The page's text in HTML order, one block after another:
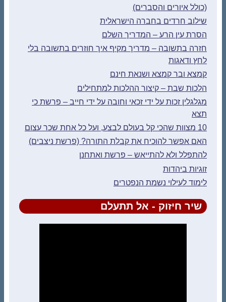
(כולל איורים והסברים)
שילוב חרדים בחברה הישראלית
הסרת עין הרע – המדריך השלם
חזרה בתשובה – מדריך מקיף איך חוזרים בתשובה בלי
לחץ ודאגות
קמצא ובר קמצא ושנאת חינם
הלכות שבת – קיצור ההלכות למתחילים
מגלגלין זכות על ידי זכאי וחובה על ידי חייב – פרשת כי
תצא
10 מצוות שהכי קל בעולם לבצע, ועל כל אחת שכר עצום
האם אפשר להוכיח את קבלת התורה? (פרשת ניצבים)
להתפלל ולא להתייאש – פרשת ואתחנן
זוגיות ביהדות
לימוד לעילוי נשמת הנפטרים
שיר חיזוק - אל תתעלם